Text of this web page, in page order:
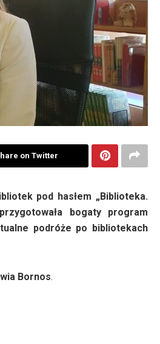
on Twitter
pod hasłem „Biblioteka.
bogaty program
podróże po bibliotekach
Bornos.